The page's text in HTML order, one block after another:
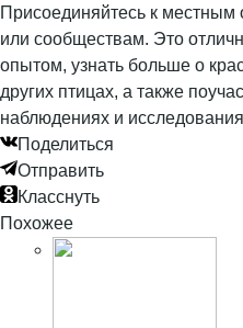
Присоединяйтесь к местным
или сообществам. Это
опытом, узнать больше о
других птицах, а также
наблюдениях и
Поделиться
Отправить
Класснуть
Похожее